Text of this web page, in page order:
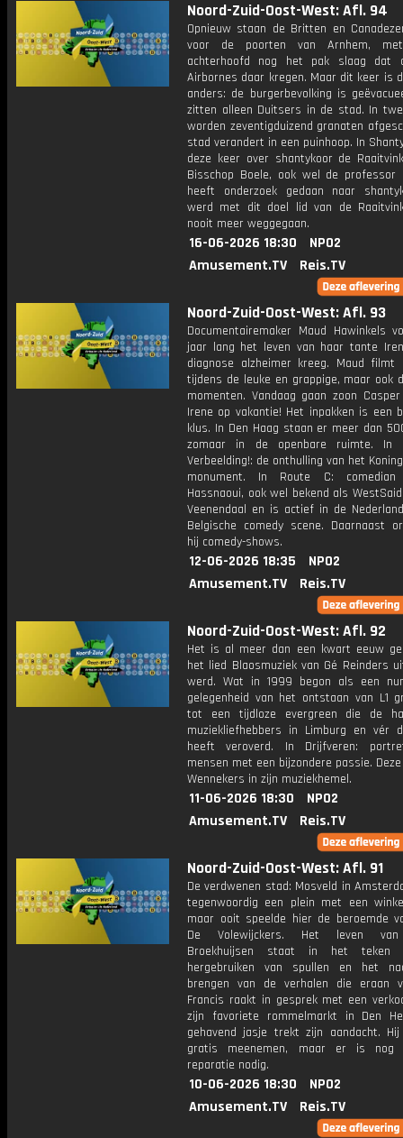
Noord-Zuid-Oost-West: Afl. 94
Opnieuw staan de Britten en
voor de poorten van Arnhem,
achterhoofd nog het pak slaag dat
Airbornes daar kregen. Maar dit keer is
anders: de burgerbevolking is
zitten alleen Duitsers in de stad. In
worden zeventigduizend granaten
stad verandert in een puinhoop. In
deze keer over shantykoor de
Bisschop Boele, ook wel de professor
heeft onderzoek gedaan naar
werd met dit doel lid van de
nooit meer weggegaan.
16-06-2026 18:30
NPO2
Amusement.TV
Reis.TV
Noord-Zuid-Oost-West: Afl. 93
Documentairemaker Maud Hawinkels
jaar lang het leven van haar tante
diagnose alzheimer kreeg. Maud filmt
tijdens de leuke en grappige, maar ook
momenten. Vandaag gaan zoon
Irene op vakantie! Het inpakken is een
klus. In Den Haag staan er meer dan
zomaar in de openbare ruimte. In
Verbeelding!: de onthulling van het
monument. In Route C:
Hassnaoui, ook wel bekend als
Veenendaal en is actief in de
Belgische comedy scene. Daarnaast
hij comedy-shows.
12-06-2026 18:35
NPO2
Amusement.TV
Reis.TV
Noord-Zuid-Oost-West: Afl. 92
Het is al meer dan een kwart eeuw
het lied Blaosmuziek van Gé Reinders
werd. Wat in 1999 begon als een
gelegenheid van het ontstaan van L1
tot een tijdloze evergreen die de
muziekliefhebbers in Limburg en vér
heeft veroverd. In Drijfveren:
mensen met een bijzondere passie.
Wennekers in zijn muziekhemel.
11-06-2026 18:30
NPO2
Amusement.TV
Reis.TV
Noord-Zuid-Oost-West: Afl. 91
De verdwenen stad: Mosveld in
tegenwoordig een plein met een
maar ooit speelde hier de beroemde
De Volewijckers. Het leven van
Broekhuijsen staat in het teken
hergebruiken van spullen en het
brengen van de verhalen die eraan
Francis raakt in gesprek met een
zijn favoriete rommelmarkt in Den
gehavend jasje trekt zijn aandacht.
gratis meenemen, maar er is
reparatie nodig.
10-06-2026 18:30
NPO2
Amusement.TV
Reis.TV